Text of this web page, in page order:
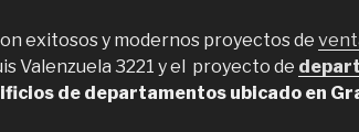
exitosos y modernos proyectos de
Valenzuela 3221 y el proyecto de
de departamentos ubicado en